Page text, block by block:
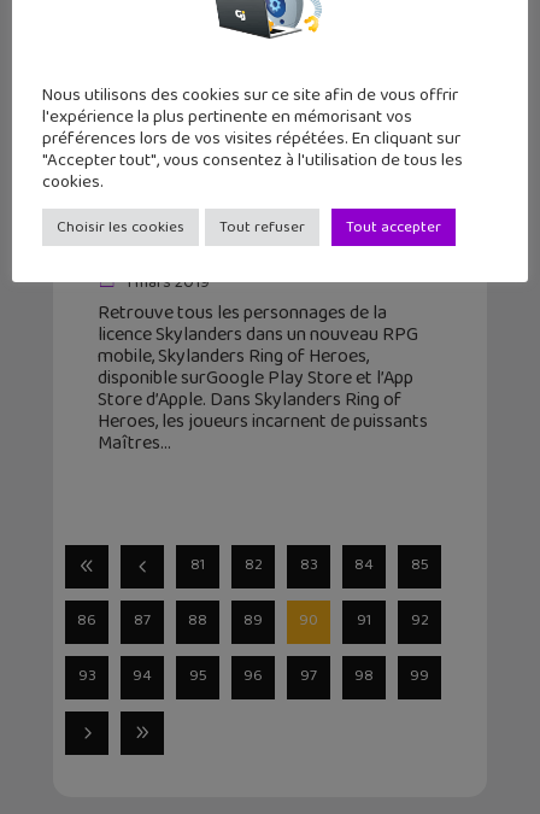
Sortie jeu mobile : Skylanders Ring
of Heroes (iOS, Android)
1 mars 2019
Retrouve tous les personnages de la
licence Skylanders dans un nouveau RPG
mobile, Skylanders Ring of Heroes,
disponible surGoogle Play Store et l’App
Store d’Apple. Dans Skylanders Ring of
Heroes, les joueurs incarnent de puissants
Maîtres
81 82 83 84 85
86 87 88 89 90 91 92
93 94 95 96 97 98 99
Nous utilisons des cookies sur ce site afin de vous offrir
l'expérience la plus pertinente en mémorisant vos
préférences lors de vos visites répétées. En cliquant sur
"Accepter tout", vous consentez à l'utilisation de tous les
cookies.
Choisir les cookies Tout refuser Tout accepter